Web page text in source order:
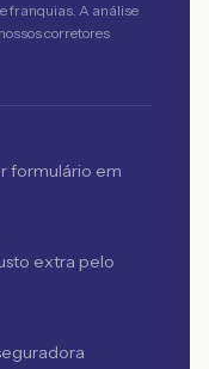
franquias. A análise
corretores
formulário em
extra pelo